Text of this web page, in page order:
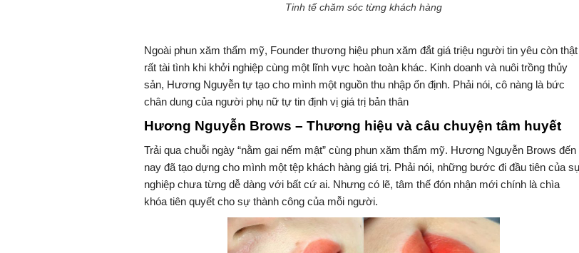
Tinh tế chăm sóc từng khách hàng
Ngoài phun xăm thẩm mỹ, Founder thương hiệu phun xăm đắt giá triệu người tin yêu còn thật
rất tài tình khi khởi nghiệp cùng một lĩnh vực hoàn toàn khác. Kinh doanh và nuôi trồng thủy
sản, Hương Nguyễn tự tạo cho mình một nguồn thu nhập ổn định. Phải nói, cô nàng là bức
chân dung của người phụ nữ tự tin định vị giá trị bản thân
Hương Nguyễn Brows – Thương hiệu và câu chuyện tâm huyết
Trải qua chuỗi ngày “nằm gai nếm mật” cùng phun xăm thẩm mỹ. Hương Nguyễn Brows đến
nay đã tạo dựng cho mình một tệp khách hàng giá trị. Phải nói, những bước đi đầu tiên của
nghiệp chưa từng dễ dàng với bất cứ ai. Nhưng có lẽ, tâm thế đón nhận mới chính là chìa
khóa tiên quyết cho sự thành công của mỗi người.